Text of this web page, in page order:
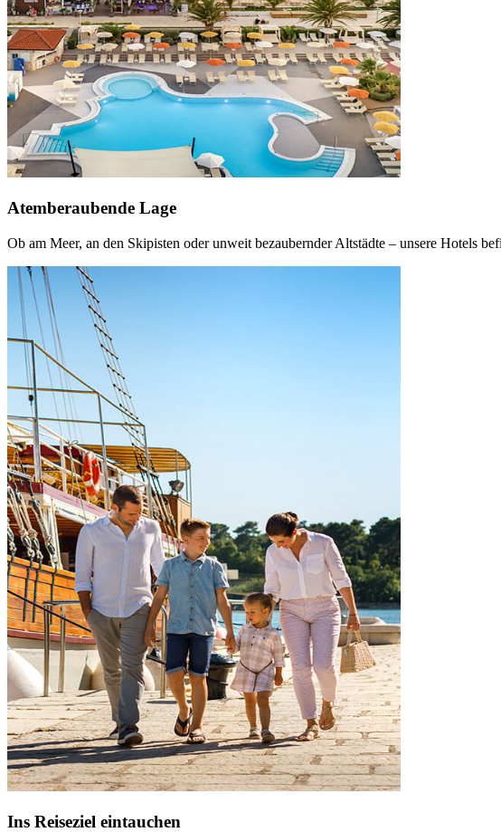
Atemberaubende Lage
Ob am Meer, an den Skipisten oder unweit bezaubernder Altstädte – unsere Hotels
Ins Reiseziel eintauchen